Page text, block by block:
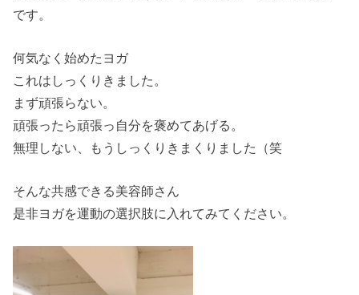
です。
何気なく始めたヨガ
これはしっくりきました。
まず頑張らない。
頑張ったら頑張っ自分を褒めてあげる。
無理しない、もうしっくりきまくりました（笑
そんな共感できる美容師さん
是非ヨガを運動の選択肢に入れてみてください。